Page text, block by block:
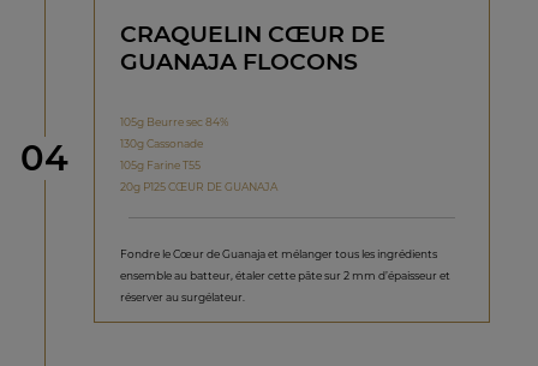
étape
04
CRAQUELIN CŒUR DE
GUANAJA FLOCONS
105g Beurre sec 84%
130g Cassonade
105g Farine T55
20g P125 CŒUR DE GUANAJA
Fondre le Cœur de Guanaja et mélanger tous les ingrédients
ensemble au batteur, étaler cette pâte sur 2 mm d’épaisseur et
réserver au surgélateur.